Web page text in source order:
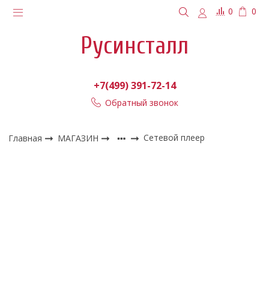
0 0
Русинсталл
+7(499) 391-72-14
Обратный звонок
Главная МАГАЗИН Сетевой плеер